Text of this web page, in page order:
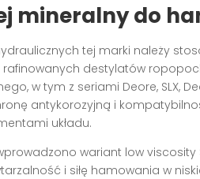
mineralny do
tej marki należy
rafinowanych destylatów
w tym z seriami Deore, SLX,
antykorozyjną i
układu.
wariant low viscosity
i siłę hamowania w